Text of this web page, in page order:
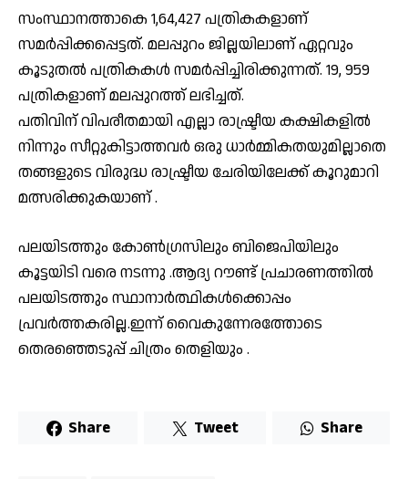
സംസ്ഥാനത്താകെ 1,64,427 പത്രികകളാണ്
സമർപ്പിക്കപ്പെട്ടത്. മലപ്പുറം ജില്ലയിലാണ് ഏറ്റവും
കൂടുതൽ പത്രികകൾ സമർപ്പിച്ചിരിക്കുന്നത്. 19, 959
പത്രികളാണ് മലപ്പുറത്ത് ലഭിച്ചത്.
പതിവിന് വിപരീതമായി എല്ലാ രാഷ്ട്രീയ കക്ഷികളിൽ
നിന്നും സീറ്റുകിട്ടാത്തവർ ഒരു ധാർമ്മികതയുമില്ലാതെ
തങ്ങളുടെ വിരുദ്ധ രാഷ്ട്രീയ ചേരിയിലേക്ക് കൂറുമാറി
മത്സരിക്കുകയാണ് .
പലയിടത്തും കോൺഗ്രസിലും ബിജെപിയിലും
കൂട്ടയിടി വരെ നടന്നു .ആദ്യ റൗണ്ട് പ്രചാരണത്തിൽ
പലയിടത്തും സ്ഥാനാർത്ഥികൾക്കൊപ്പം
പ്രവർത്തകരില്ല.ഇന്ന് വൈകുന്നേരത്തോടെ
തെരഞ്ഞെടുപ്പ് ചിത്രം തെളിയും .
Share Tweet Share